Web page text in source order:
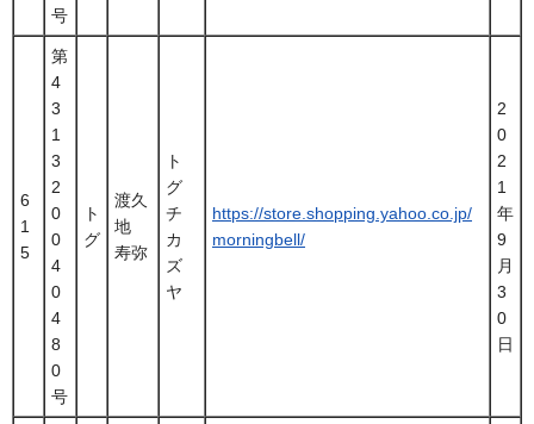
号
6
1
5
第
4
3
1
3
2
0
0
4
0
4
8
0
号
ト
グ
渡久
地
寿弥
ト
グ
チ
カ
ズ
ヤ
https://store.shopping.yahoo.co.jp/
morningbell/
2
0
2
1
年
9
月
3
0
日